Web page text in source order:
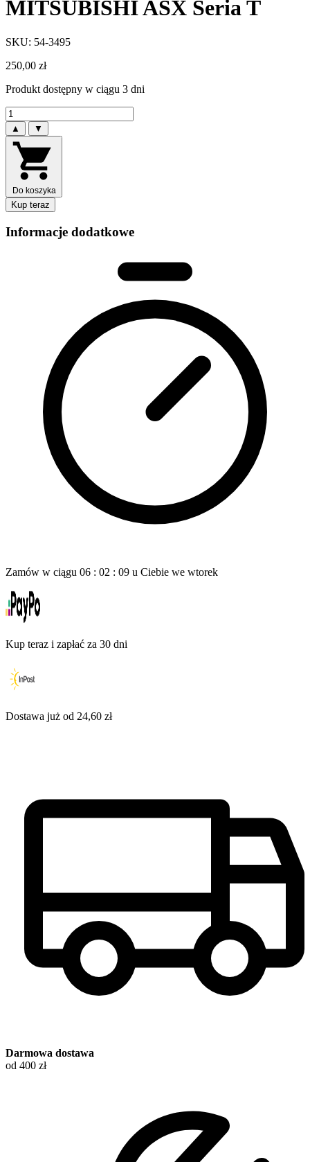
MITSUBISHI ASX Seria T
SKU: 54-3495
250,00 zł
Produkt dostępny w ciągu 3 dni
▲ ▼
Do koszyka
Kup teraz
Informacje dodatkowe
Zamów w ciągu 06 : 02 : 08 u Ciebie we wtorek
Kup teraz i zapłać za 30 dni
Dostawa już od 24,60 zł
Darmowa dostawa
od 400 zł